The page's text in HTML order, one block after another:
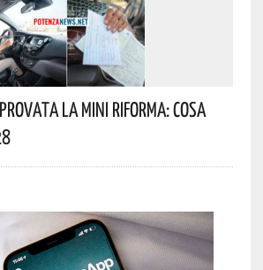
La Mini Riforma: Cosa